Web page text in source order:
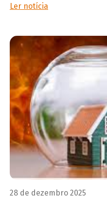
Ler notícia
28 de dezembro 2025